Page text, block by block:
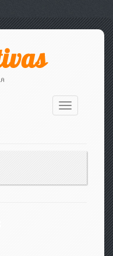
Toggle
navigation